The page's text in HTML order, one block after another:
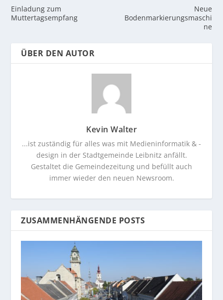
Einladung zum
Muttertagsempfang
Neue
Bodenmarkierungsmaschi
ne
ÜBER DEN AUTOR
Kevin Walter
...ist zuständig für alles was mit Medieninformatik & -
design in der Stadtgemeinde Leibnitz anfällt.
Gestaltet die Gemeindezeitung und befüllt auch
immer wieder den neuen Newsroom.
ZUSAMMENHÄNGENDE POSTS